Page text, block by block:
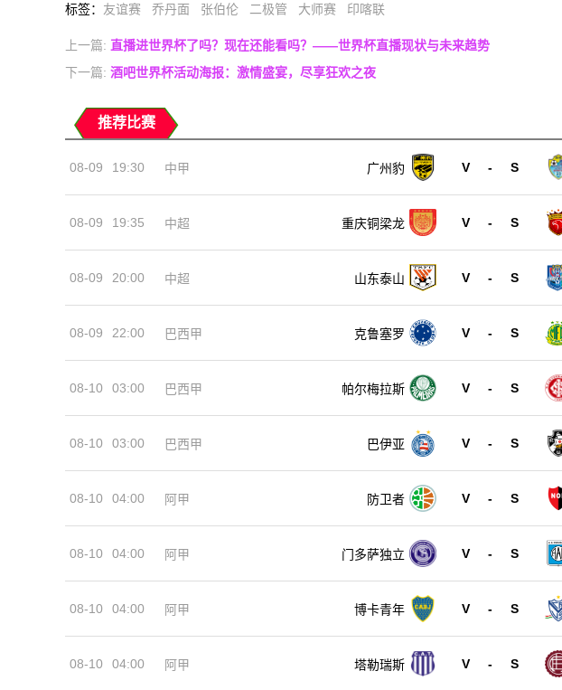
标签： 友谊赛 乔丹面 张伯伦 二极管 大师赛 印喀联
上一篇: 直播进世界杯了吗？现在还能看吗？——世界杯直播现状与未来趋势
下一篇: 酒吧世界杯活动海报：激情盛宴，尽享狂欢之夜
推荐比赛
08-09 19:30 中甲 广州豹 V - S
08-09 19:35 中超 重庆铜梁龙 V - S
08-09 20:00 中超 山东泰山 V - S
08-09 22:00 巴西甲 克鲁塞罗 V - S
08-10 03:00 巴西甲 帕尔梅拉斯 V - S
08-10 03:00 巴西甲 巴伊亚 V - S
08-10 04:00 阿甲 防卫者 V - S
08-10 04:00 阿甲 门多萨独立 V - S
08-10 04:00 阿甲 博卡青年 V - S
08-10 04:00 阿甲 塔勒瑞斯 V - S